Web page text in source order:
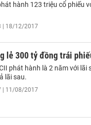
hành 123 triệu cổ phiếu
| 18/12/2017
lẻ 300 tỷ đồng trái
phát hành là 2 năm với lãi
lãi sau.
| 11/08/2017